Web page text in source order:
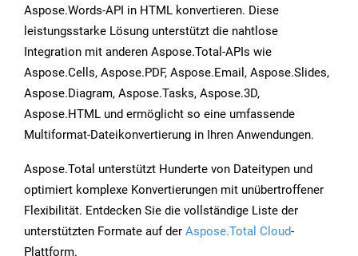
Aspose.Words-API in HTML konvertieren. Diese
leistungsstarke Lösung unterstützt die nahtlose
Integration mit anderen Aspose.Total-APIs wie
Aspose.Cells, Aspose.PDF, Aspose.Email, Aspose.Slides,
Aspose.Diagram, Aspose.Tasks, Aspose.3D,
Aspose.HTML und ermöglicht so eine umfassende
Multiformat-Dateikonvertierung in Ihren Anwendungen.
Aspose.Total unterstützt Hunderte von Dateitypen und
optimiert komplexe Konvertierungen mit unübertroffener
Flexibilität. Entdecken Sie die vollständige Liste der
unterstützten Formate auf der Aspose.Total Cloud-
Plattform.